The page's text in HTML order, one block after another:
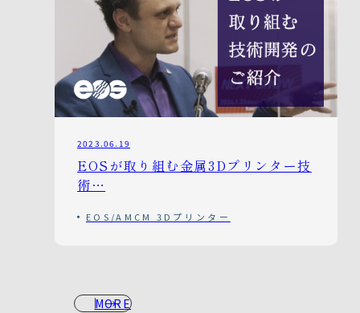
2023.06.19
EOSが取り組む金属3Dプリンター技
術…
EOS/AMCM 3Dプリンター
MORE